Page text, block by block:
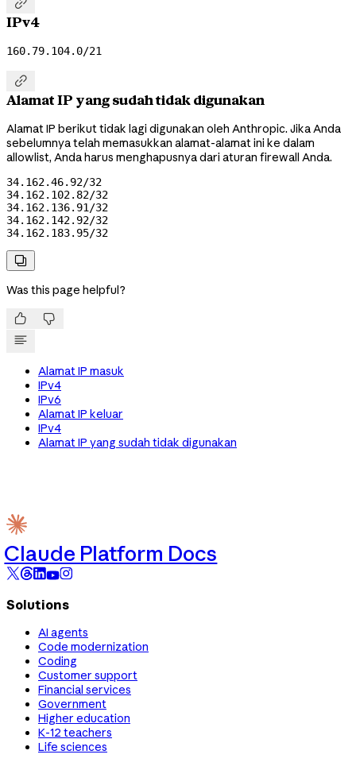

IPv4
160.79.104.0/21

Alamat IP yang sudah tidak digunakan
Alamat IP berikut tidak lagi digunakan oleh Anthropic. Jika Anda
sebelumnya telah memasukkan alamat-alamat ini ke dalam
allowlist, Anda harus menghapusnya dari aturan firewall Anda.
34.162.46.92/32
34.162.102.82/32
34.162.136.91/32
34.162.142.92/32
34.162.183.95/32

Was this page helpful?
 
Alamat IP masuk
IPv4
IPv6
Alamat IP keluar
IPv4
Alamat IP yang sudah tidak digunakan
Claude Platform Docs
Solutions
AI agents
Code modernization
Coding
Customer support
Financial services
Government
Higher education
K-12 teachers
Life sciences